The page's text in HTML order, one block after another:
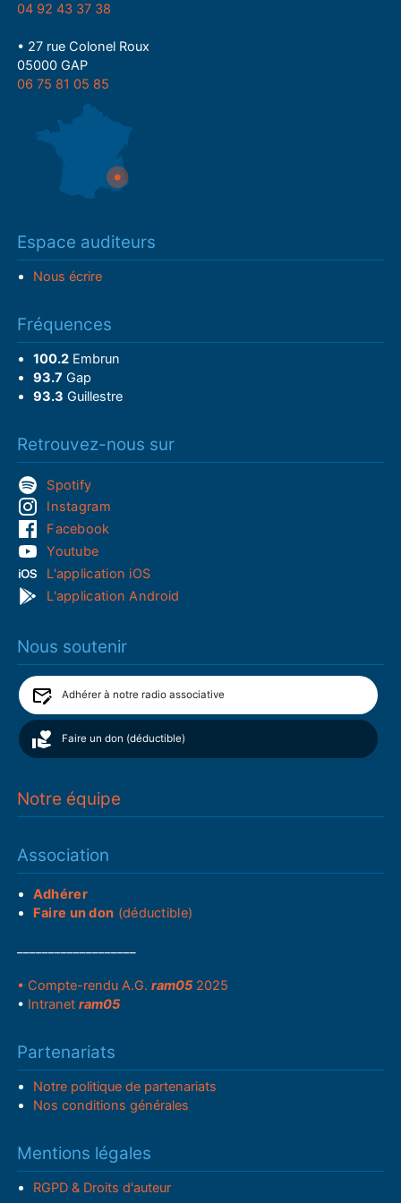
04 92 43 37 38
• 27 rue Colonel Roux
05000 GAP
06 75 81 05 85
Espace auditeurs
Nous écrire
Fréquences
100.2Embrun
93.7 Gap
93.3 Guillestre
Retrouvez-nous sur
Spotify
Instagram
Facebook
Youtube
L'application iOS
L'application Android
Nous soutenir
Adhérer à notre radio associative
Faire un don (déductible)
Notre équipe
Association
Adhérer
Faire un don (déductible)
• Compte-rendu A.G.ram05 2025
• Intranetram05
Partenariats
Notre politique de partenariats
Nos conditions générales
Mentions légales
RGPD & Droits d'auteur